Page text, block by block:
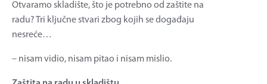
Otvaramo skladište, što je potrebno od zaštite na
radu? Tri ključne stvari zbog kojih se događaju
nesreće…
– nisam vidio, nisam pitao i nisam mislio.